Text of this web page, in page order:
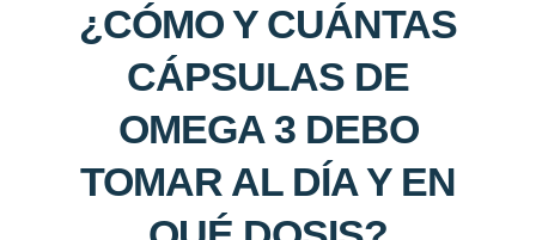
¿CÓMO Y CUÁNTAS
CÁPSULAS DE
OMEGA 3 DEBO
TOMAR AL DÍA Y EN